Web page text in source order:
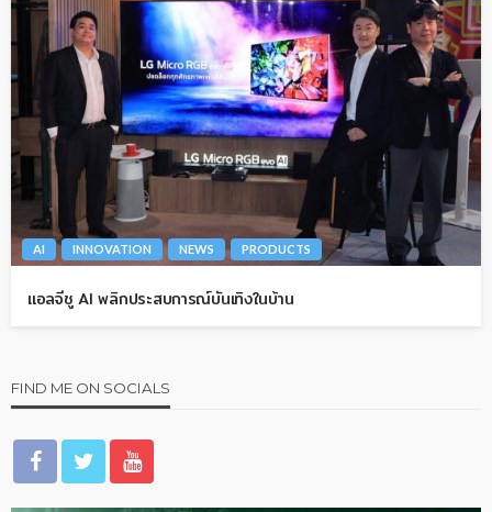
AI INNOVATION NEWS PRODUCTS
แอลจีชู AI พลิกประสบการณ์บันเทิงในบ้าน
FIND ME ON SOCIALS